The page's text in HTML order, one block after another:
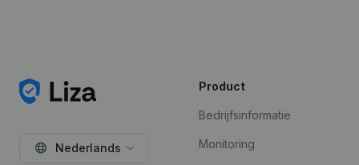
Nederlands
Product
Bedrijfsinformatie
Monitoring